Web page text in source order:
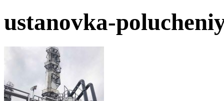
ustanovka-